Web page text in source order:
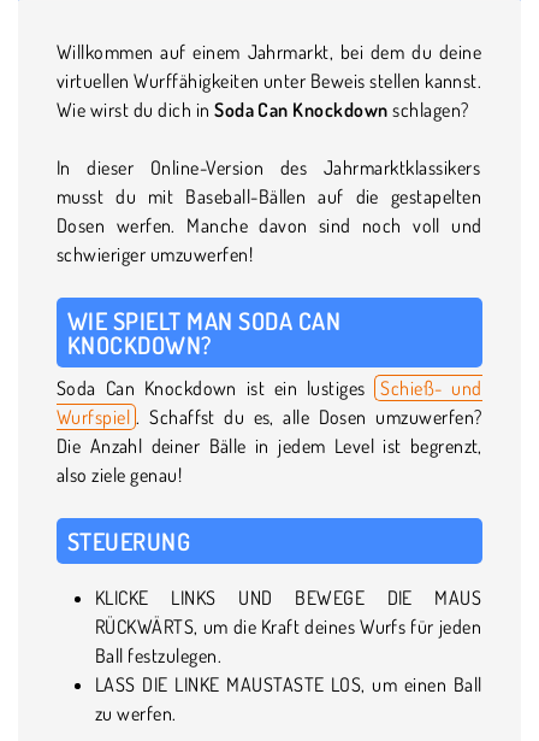
Willkommen auf einem Jahrmarkt, bei dem du deine
virtuellen Wurffähigkeiten unter Beweis stellen kannst.
Wie wirst du dich inSoda Can Knockdown schlagen?
In dieser Online-Version des Jahrmarktklassikers
musst du mit Baseball-Bällen auf die gestapelten
Dosen werfen. Manche davon sind noch voll und
schwieriger umzuwerfen!
WIE SPIELT MAN SODA CAN
KNOCKDOWN?
Soda Can Knockdown ist ein lustiges Schieß- und
Wurfspiel . Schaffst du es, alle Dosen umzuwerfen?
Die Anzahl deiner Bälle in jedem Level ist begrenzt,
also ziele genau!
STEUERUNG
KLICKE LINKS UND BEWEGE DIE MAUS
RÜCKWÄRTS, um die Kraft deines Wurfs für jeden
Ball festzulegen.
LASS DIE LINKE MAUSTASTE LOS, um einen Ball
zu werfen.